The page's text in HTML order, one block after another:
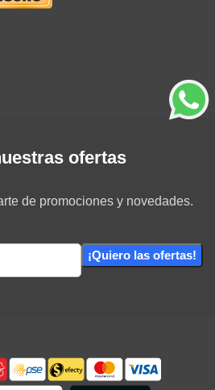
ofertas
de promociones y novedades.